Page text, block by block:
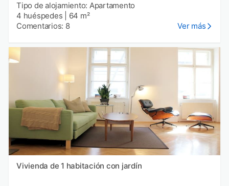
Tipo de alojamiento: Apartamento
4 huéspedes
64 m²
Comentarios: 8
Ver más
Vivienda de 1 habitación con jardín